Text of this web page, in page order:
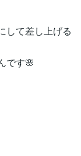
して差し上げる
です🌸